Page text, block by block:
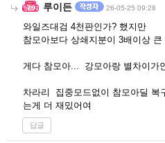
루이든 26-05-25 09:28
와일즈대검 4천판인가? 했지만
참모아보다 상쇄지분이 3배이상 큰
게다 참모아... 강모아랑 별차이가
차라리 집중모드없이 참모아딜 복
는게 더 재밌어여
답글